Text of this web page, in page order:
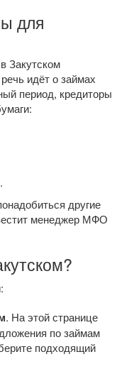
для
Закутском
идёт о займах
период, кредиторы
другие
менеджер МФО
. На этой странице
по займам
подходящий